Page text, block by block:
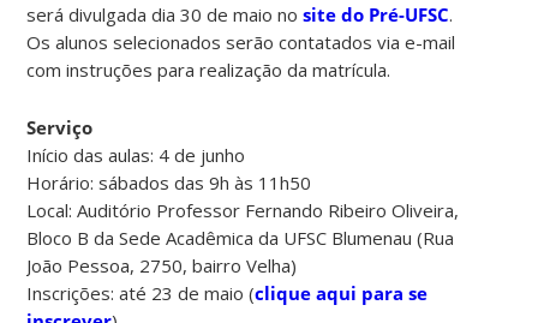
será divulgada dia 30 de maio nosite do Pré-UFSC.
Os alunos selecionados serão contatados via e-mail
com instruções para realização da matrícula.
Serviço
Início das aulas: 4 de junho
Horário: sábados das 9h às 11h50
Local: Auditório Professor Fernando Ribeiro Oliveira,
Bloco B da Sede Acadêmica da UFSC Blumenau (Rua
João Pessoa, 2750, bairro Velha)
Inscrições: até 23 de maio (clique aqui para se